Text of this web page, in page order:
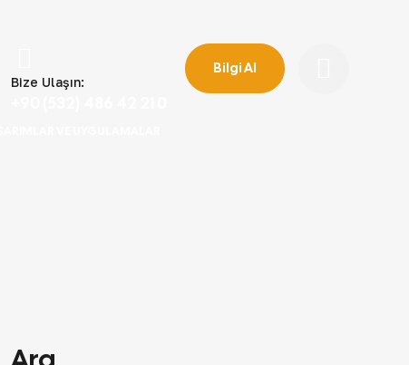
Bize Ulaşın:
Bilgi Al